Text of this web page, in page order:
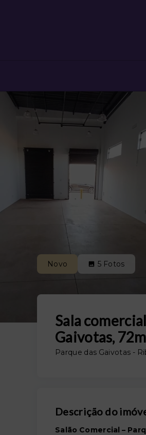
Novo 5 Fotos
Sala
Gaivotas,
Parque das Gaivotas -
Descrição do
Salão Comercial –